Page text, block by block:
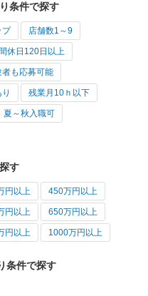
条件で探す
プ 店舗数1～9
休日120日以上
者も応募可能
残業月10ｈ以下
夏～秋入職可
す
円以上 450万円以上
円以上 650万円以上
円以上 1000万円以上
条件で探す